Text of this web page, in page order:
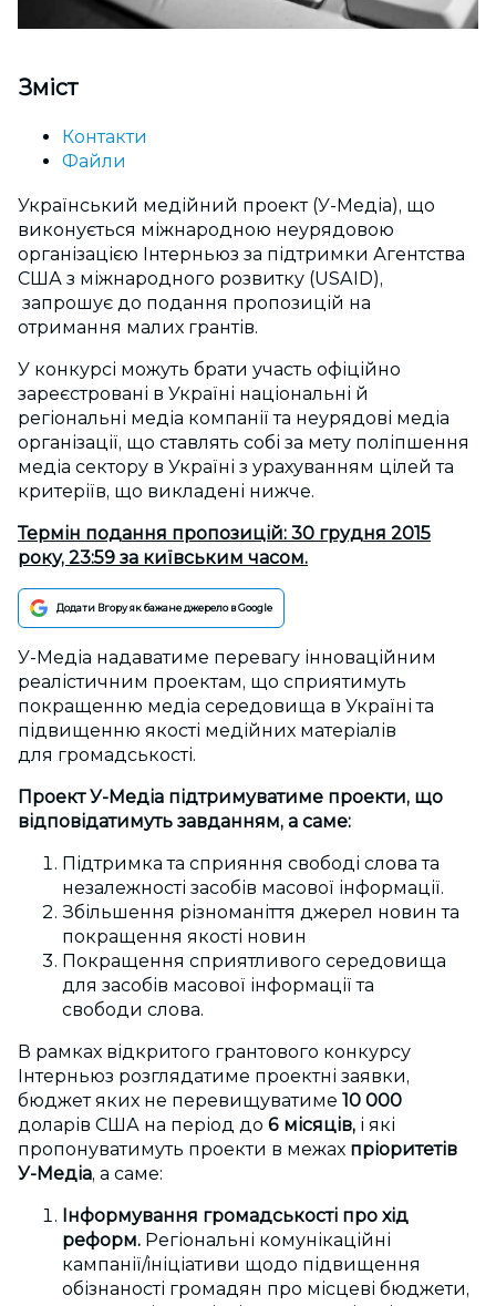
Зміст
Контакти
Файли
Український медійний проект (У-Медіа), що
виконується міжнародною неурядовою
організацією Інтерньюз за підтримки Агентства
США з міжнародного розвитку (USAID),
запрошує до подання пропозицій на
отримання малих грантів.
У конкурсі можуть брати участь офіційно
зареєстровані в Україні національні й
регіональні медіа компанії та неурядові медіа
організації, що ставлять собі за мету поліпшення
медіа сектору в Україні з урахуванням цілей та
критеріїв, що викладені нижче.
Термін подання пропозицій: 30 грудня 2015
року, 23:59 за київським часом.
Додати Вгору як бажане джерело в Google
У-Медіа надаватиме перевагу інноваційним
реалістичним проектам, що сприятимуть
покращенню медіа середовища в Україні та
підвищенню якості медійних матеріалів
для громадськості.
Проект У-Медіа підтримуватиме проекти, що
відповідатимуть завданням, а саме:
Підтримка та сприяння свободі слова та
незалежності засобів масової інформації.
Збільшення різноманіття джерел новин та
покращення якості новин
Покращення сприятливого середовища
для засобів масової інформації та
свободи слова.
В рамках відкритого грантового конкурсу
Інтерньюз розглядатиме проектні заявки,
бюджет яких не перевищуватиме 10 000
доларів США на період до 6 місяців, і які
пропонуватимуть проекти в межах пріоритетів
У-Медіа, а саме:
Інформування громадськості про хід
реформ. Регіональні комунікаційні
кампанії/ініціативи щодо підвищення
обізнаності громадян про місцеві бюджети,